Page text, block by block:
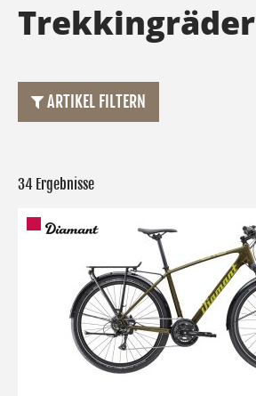
Trekkingräder
ARTIKEL FILTERN
34 Ergebnisse